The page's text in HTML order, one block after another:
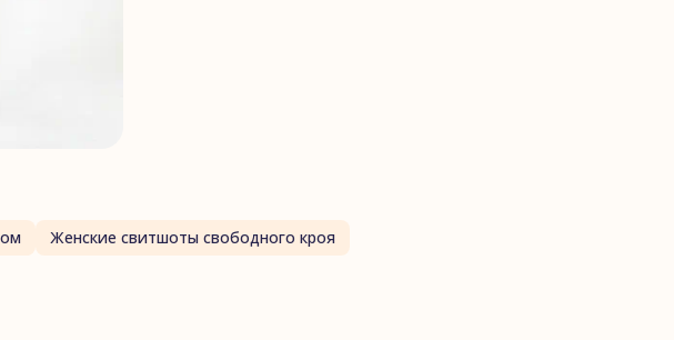
Женские свитшоты свободного кроя